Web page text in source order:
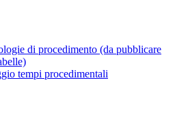
di procedimento (da pubblicare
tempi procedimentali